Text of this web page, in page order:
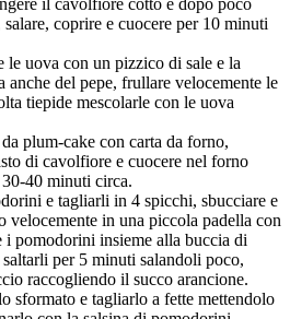
coprire e cuocere per 10 minuti
le uova con un pizzico di sale e la
anche del pepe, frullare velocemente le
tiepide mescolarle con le uova
plum-cake con carta da forno,
di cavolfiore e cuocere nel forno
40 minuti circa.
e tagliarli in 4 spicchi, sbucciare e
velocemente in una piccola padella con
i pomodorini insieme alla buccia di
per 5 minuti salandoli poco,
raccogliendo il succo arancione.
sformato e tagliarlo a fette mettendolo